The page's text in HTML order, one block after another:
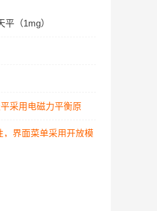
（1mg）
采用电磁力平衡原
，界面菜单采用开放模